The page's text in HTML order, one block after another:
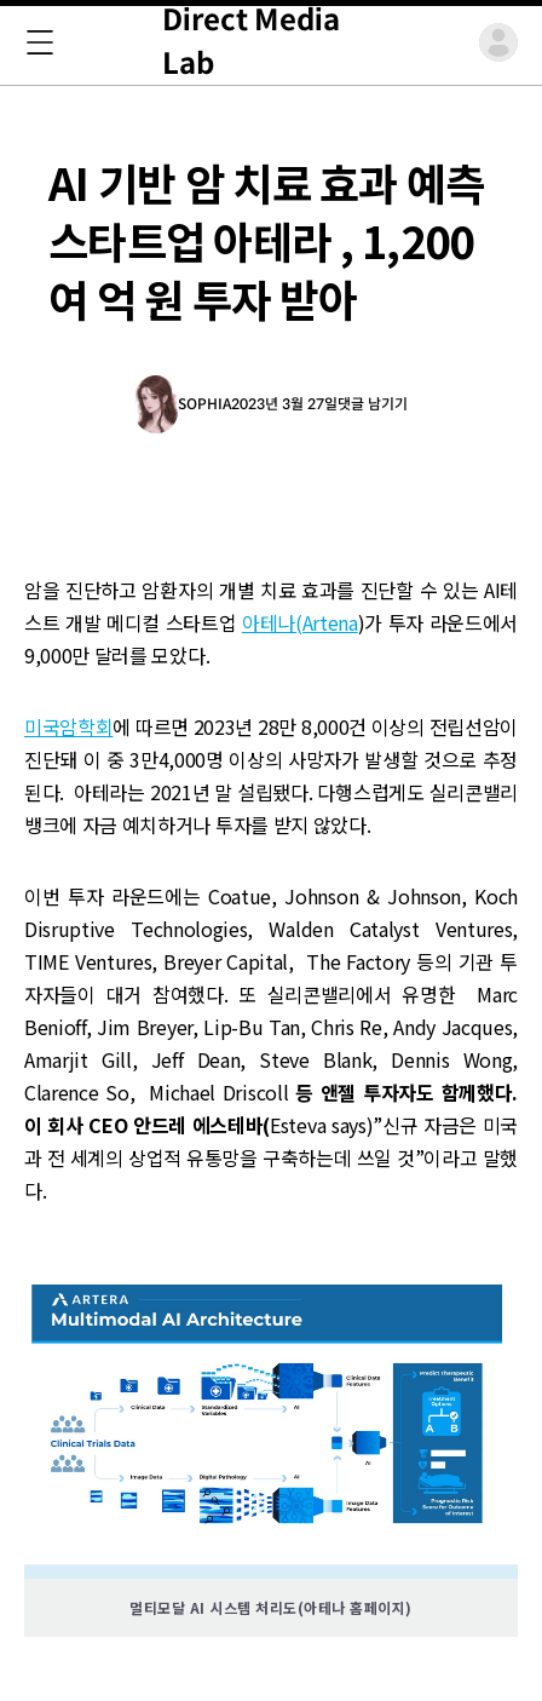
Direct Media
Lab
AI 기반 암 치료 효과 예측
스타트업 아테라 , 1,200
여 억 원 투자 받아
SOPHIA2023년 3월 27일댓글 남기기
암을 진단하고 암환자의 개별 치료 효과를 진단할 수 있는 AI테
스트 개발 메디컬 스타트업 아테나(Artena)가 투자 라운드에서
9,000만 달러를 모았다.
미국암학회에 따르면 2023년 28만 8,000건 이상의 전립선암이
진단돼 이 중 3만4,000명 이상의 사망자가 발생할 것으로 추정
된다. 아테라는 2021년 말 설립됐다. 다행스럽게도 실리콘밸리
뱅크에 자금 예치하거나 투자를 받지 않았다.
이번 투자 라운드에는 Coatue, Johnson & Johnson, Koch
Disruptive Technologies, Walden Catalyst Ventures,
TIME Ventures, Breyer Capital, The Factory 등의 기관 투
자자들이 대거 참여했다. 또 실리콘밸리에서 유명한 Marc
Benioff, Jim Breyer, Lip-Bu Tan, Chris Re, Andy Jacques,
Amarjit Gill, Jeff Dean, Steve Blank, Dennis Wong,
Clarence So, Michael Driscoll 등 앤젤 투자자도 함께했다.
이 회사 CEO 안드레 에스테바(Esteva says)”신규 자금은 미국
과 전 세계의 상업적 유통망을 구축하는데 쓰일 것”이라고 말했
다.
멀티모달 AI 시스템 처리도(아테나 홈페이지)